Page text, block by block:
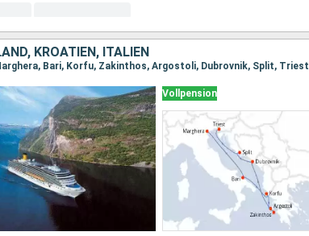
KROATIEN, ITALIEN
Bari, Korfu, Zakinthos, Argostoli, Dubrovnik, Split, Triest
Vollpension